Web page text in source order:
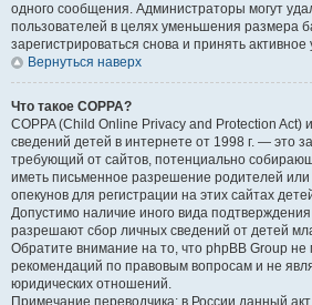
одного сообщения. Администраторы могут
пользователей в целях уменьшения размера
зарегистрироваться снова и принять активное
Вернуться наверх
Что такое COPPA?
COPPA (Child Online Privacy and Protection Act)
сведений детей в интернете от 1998 г. — это
требующий от сайтов, потенциально
иметь письменное разрешение родителей или
опекунов для регистрации на этих сайтах
Допустимо наличие иного вида подтверждения
разрешают сбор личных сведений от детей
Обратите внимание на то, что phpBB Group не
рекомендаций по правовым вопросам и не
юридических отношений.
Примечание переводчика: в России данный